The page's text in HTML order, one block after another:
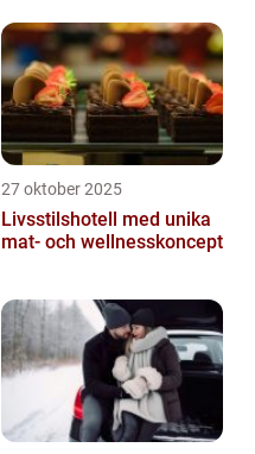
27 oktober 2025
Livsstilshotell med unika
mat- och wellnesskoncept